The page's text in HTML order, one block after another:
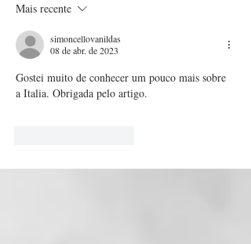
Italiana Através dos
Séculos
Mais recente
simoncellovanildas
08 de abr. de 2023
Gostei muito de conhecer um pouco mais sobre
a Italia. Obrigada pelo artigo.